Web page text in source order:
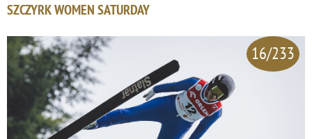
SZCZYRK WOMEN SATURDAY
16/233